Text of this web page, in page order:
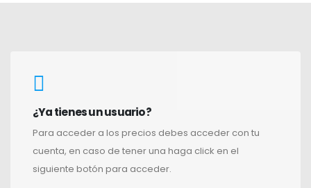
¿Ya tienes un usuario?
Para acceder a los precios debes acceder con tu
cuenta, en caso de tener una haga click en el
siguiente botón para acceder.